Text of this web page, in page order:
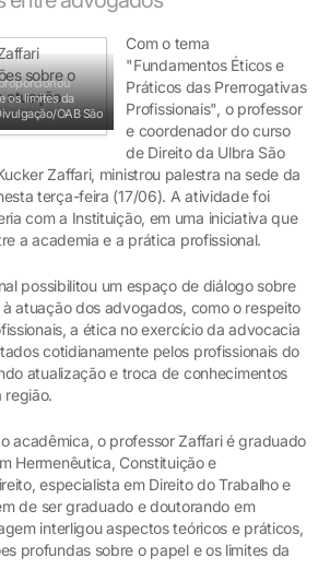
os limites da
OAB São
Com o tema
"Fundamentos Éticos e
Práticos das Prerrogativas
Profissionais", o professor
e coordenador do curso
de Direito da Ulbra São
Zaffari, ministrou palestra na sede da
terça-feira (17/06). A atividade foi
com a Instituição, em uma iniciativa que
a academia e a prática profissional.
possibilitou um espaço de diálogo sobre
atuação dos advogados, como o respeito
a ética no exercício da advocacia
cotidianamente pelos profissionais do
atualização e troca de conhecimentos
região.
acadêmica, o professor Zaffari é graduado
Hermenêutica, Constituição e
especialista em Direito do Trabalho e
de ser graduado e doutorando em
interligou aspectos teóricos e práticos,
profundas sobre o papel e os limites da